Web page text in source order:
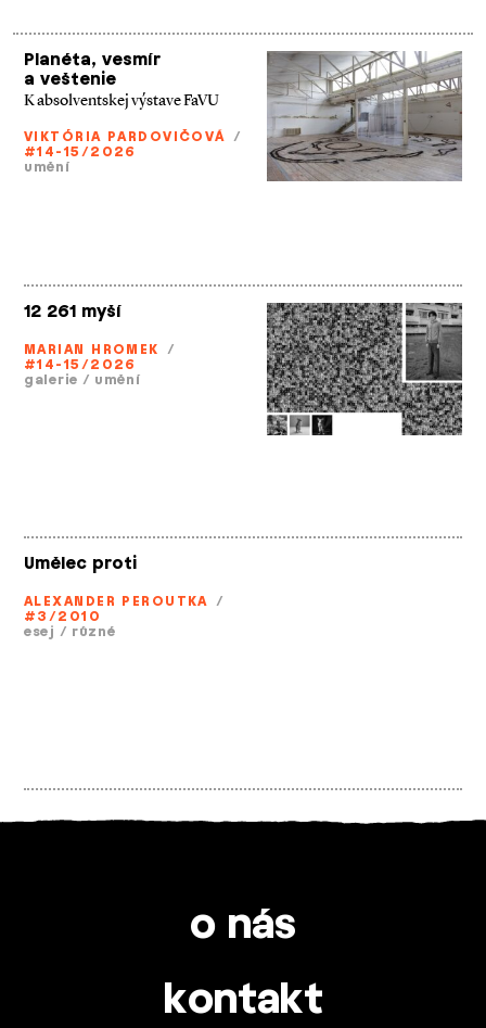
Planéta, vesmír
a veštenie
K absolventskej výstave FaVU
VIKTÓRIA PARDOVIČOVÁ /
#14-15/2026
umění
12 261 myší
MARIAN HROMEK /
#14-15/2026
galerie / umění
Umělec proti
ALEXANDER PEROUTKA /
#3/2010
esej / různé
o nás
kontakt